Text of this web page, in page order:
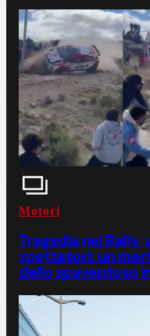
Motori
Tragedia nel
spettatori: un
dello spaventoso